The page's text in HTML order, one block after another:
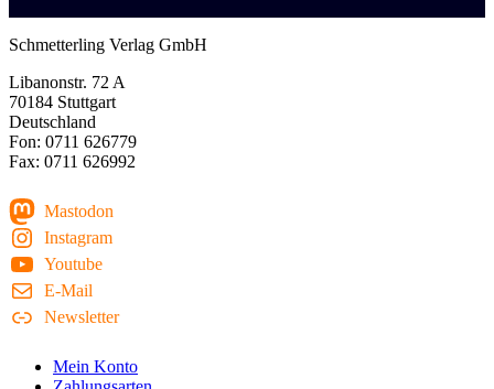
Schmetterling Verlag GmbH
Libanonstr. 72 A
70184 Stuttgart
Deutschland
Fon: 0711 626779
Fax: 0711 626992
Mastodon
Instagram
Youtube
E-Mail
Newsletter
Mein Konto